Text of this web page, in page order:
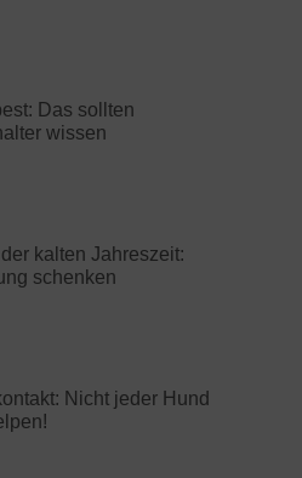
Das sollten
wissen
kalten Jahreszeit:
schenken
Nicht jeder Hund